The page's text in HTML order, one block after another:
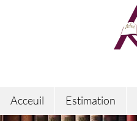
Acceuil Estimation